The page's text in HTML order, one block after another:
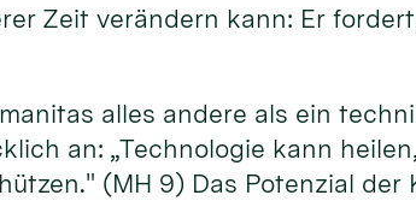
Zeit verändern kann: Er
alles andere als ein
an: „Technologie kann
(MH 9) Das Potenzial